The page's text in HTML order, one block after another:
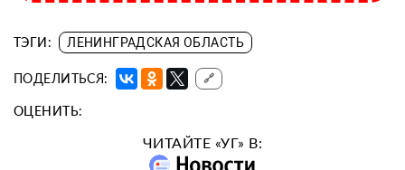
ТЭГИ: ЛЕНИНГРАДСКАЯ ОБЛАСТЬ
ПОДЕЛИТЬСЯ: 🔗
ОЦЕНИТЬ:
ЧИТАЙТЕ «УГ» В: